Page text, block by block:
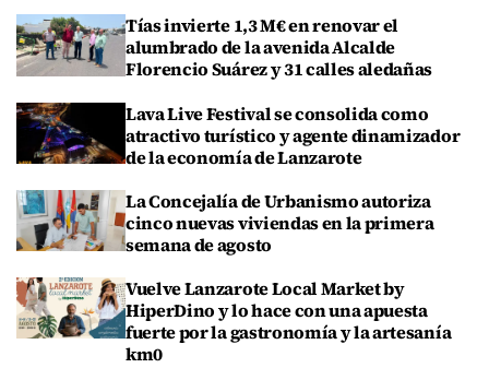
Tías invierte 1,3 M€ en renovar el
alumbrado de la avenida Alcalde
Florencio Suárez y 31 calles aledañas
Lava Live Festival se consolida como
atractivo turístico y agente dinamizador
de la economía de Lanzarote
La Concejalía de Urbanismo autoriza
cinco nuevas viviendas en la primera
semana de agosto
Vuelve Lanzarote Local Market by
HiperDino y lo hace con una apuesta
fuerte por la gastronomía y la artesanía
km0